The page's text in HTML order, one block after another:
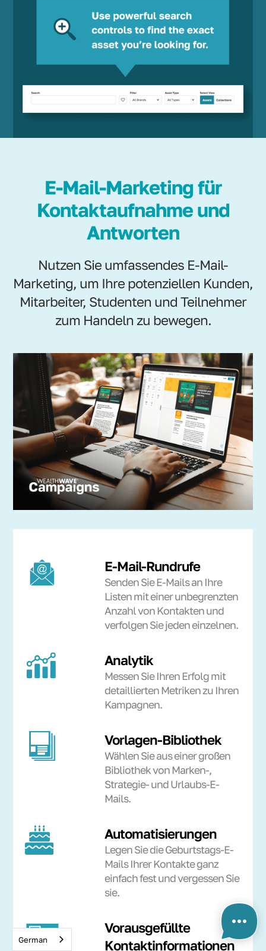
E-Mail-Marketing für
Kontaktaufnahme und
Antworten
Nutzen Sie umfassendes E-Mail-
Marketing, um Ihre potenziellen Kunden,
Mitarbeiter, Studenten und Teilnehmer
zum Handeln zu bewegen.
E-Mail-Rundrufe
Senden Sie E-Mails an Ihre
Listen mit einer unbegrenzten
Anzahl von Kontakten und
verfolgen Sie jeden einzelnen.
Analytik
Messen Sie Ihren Erfolg mit
detaillierten Metriken zu Ihren
Kampagnen.
Vorlagen-Bibliothek
Wählen Sie aus einer großen
Bibliothek von Marken-,
Strategie- und Urlaubs-E-
Mails.
Automatisierungen
Legen Sie die Geburtstags-E-
Mails Ihrer Kontakte ganz
einfach fest und vergessen Sie
sie.
Vorausgefüllte
Kontaktinformationen
German